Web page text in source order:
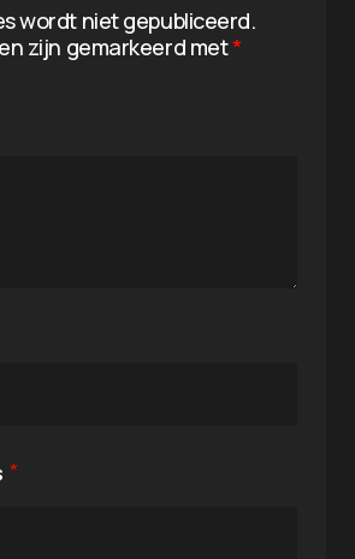
wordt niet gepubliceerd.
zijn gemarkeerd met*
*